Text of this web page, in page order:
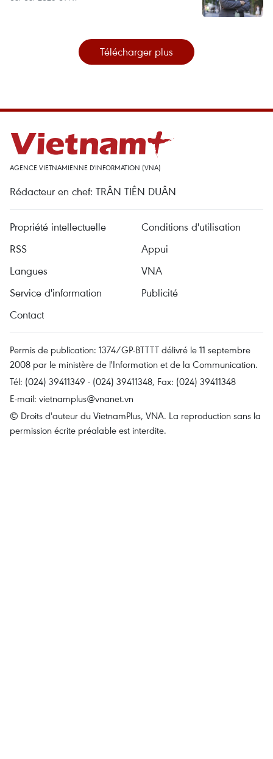
Télécharger plus
AGENCE VIETNAMIENNE D'INFORMATION (VNA)
Rédacteur en chef: TRÂN TIÊN DUÂN
Propriété intellectuelle
Conditions d'utilisation
RSS
Appui
Langues
VNA
Service d'information
Publicité
Contact
Permis de publication: 1374/GP-BTTTT délivré le 11 septembre
2008 par le ministère de l'Information et de la Communication.
Tél: (024) 39411349 - (024) 39411348, Fax: (024) 39411348
E-mail: vietnamplus@vnanet.vn
© Droits d'auteur du VietnamPlus, VNA. La reproduction sans la
permission écrite préalable est interdite.